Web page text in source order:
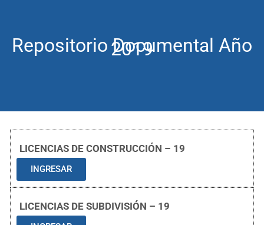
Repositorio Documental Año
2019
LICENCIAS DE CONSTRUCCIÓN – 19
INGRESAR
LICENCIAS DE SUBDIVISIÓN – 19